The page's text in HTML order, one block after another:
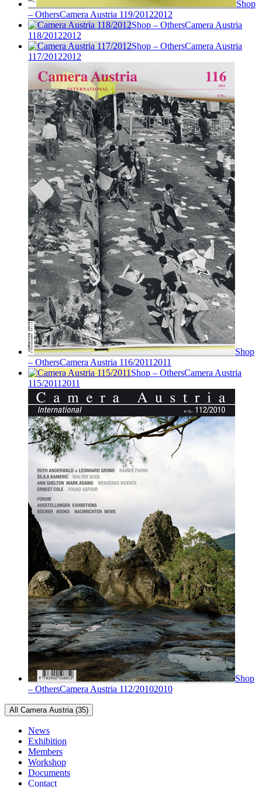
Shop
– OthersCamera Austria 119/20122012
Shop – OthersCamera Austria
118/20122012
Shop – OthersCamera Austria
117/20122012
Shop
– OthersCamera Austria 116/2011 2011
Shop – OthersCamera Austria
115/2011 2011
Shop
– OthersCamera Austria 112/20102010
All Camera Austria (35)
News
Exhibition
Members
Workshop
Documents
Contact